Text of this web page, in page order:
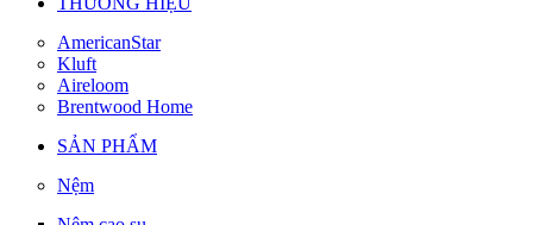
AmericanStar
Kluft
Aireloom
Brentwood Home
SẢN PHẨM
Nệm